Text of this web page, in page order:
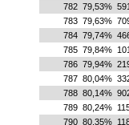
782 79,53% 591
783 79,63%
784 79,74%
785 79,84%
786 79,94%
787 80,04%
788 80,14%
789 80,24%
790 80,35%